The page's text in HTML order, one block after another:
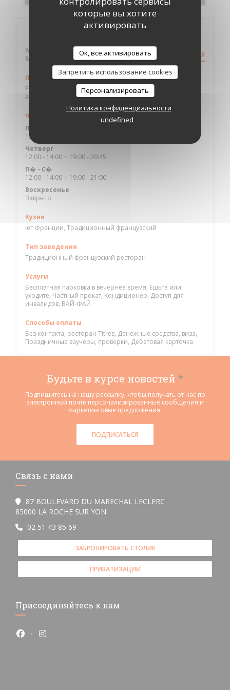
которые вы хотите
активировать
Ок, все активировать
Запретить использование cookies
Персонализировать
Политика конфиденциальности
undefined
Общая информация
87 BOULEVARD DU MARECHAL LECLERC
85000 LA ROCHE SUR YON((открывается в новом окне))
КАК ДОБРАТЬСЯ
Парковка
Parking face au restaurant gratuit de 12h à 13h + 1h gratuite
et à partir de 19h
Часы работы
П�
12:00 - 14:00
Четверг
12:00 - 14:00 • 19:00 - 20:45
П� - С�
12:00 - 14:00 • 19:00 - 21:00
Воскресенье
Закрыто
Кухня
юг Франции, Традиционный французский
Тип заведения
Традиционный французский ресторан
Услуги
Бесплатная парковка в вечернее время, Ешьте или
уходите, Частный прокат, Кондиционер, Доступ для
инвалидов, ВАЙ-ФАЙ
Способы оплаты
Без контакта, ресторан Titres, Денежные средства, виза,
Праздничные ваучеры, проверки, Дебетовая карточка
Будьте в курсе новостей *
Подпишитесь на нашу рассылку, чтобы получать от нас по
электронной почте персонализированные сообщения и
маркетинговые предложения.
ПОДПИСАТЬСЯ
Связь с нами
87 BOULEVARD DU MARECHAL LECLERC
85000 LA ROCHE SUR YON
02 51 43 85 69
ЗАБРОНИРОВАТЬ СТОЛИК
ПРИВАТИЗАЦИИ
Присоединяйтесь к нам
Facebook ((открывается в новом окне))
Instagram ((открывается в новом окне))